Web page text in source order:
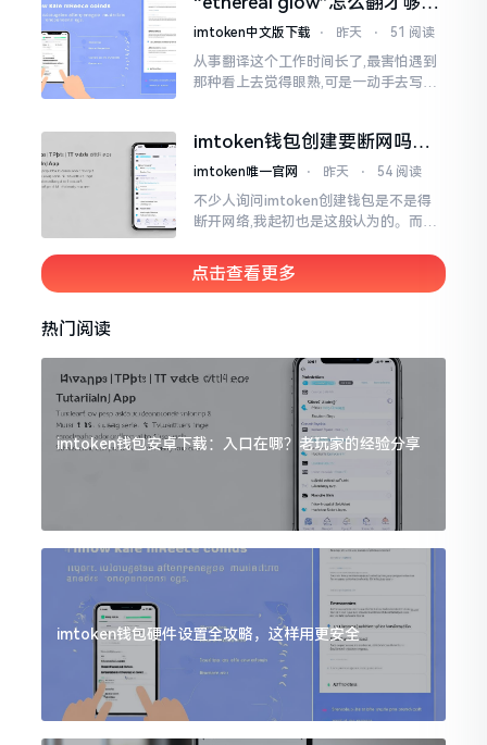
至极点。
儿？翻译圈老油条的私房话
imtoken中文版下载 ⋅ 昨天 ⋅ 51 阅读
从事翻译这个工作时间长了,最害怕遇到
那种看上去觉得眼熟,可是一动手去写就
imtoken钱包创建要断网吗？
老玩家说说真实情况
imtoken唯一官网 ⋅ 昨天 ⋅ 54 阅读
不少人询问imtoken创建钱包是不是得
断开网络,我起初也是这般认为的。而后
夸张了。断网创建主要是为了防范中间
人攻击
点击查看更多
热门阅读
imtoken钱包安卓下载：入口在哪？老玩家的经验分享
imtoken钱包硬件设置全攻略，这样用更安全